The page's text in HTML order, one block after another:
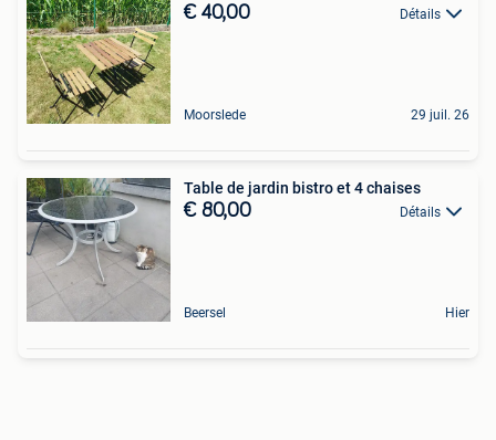
€ 40,00 Détails
Moorslede 29 juil. 26
Table de jardin bistro et 4 chaises
€ 80,00 Détails
Beersel Hier